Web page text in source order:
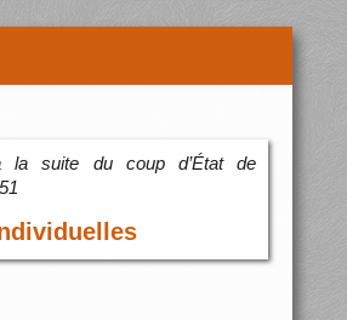
la suite du coup d’État de